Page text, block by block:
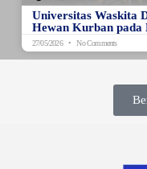
Universitas Waskita
Hewan Kurban
27/05/2026 No Comments